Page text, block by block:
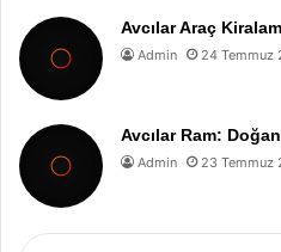
Avcılar Araç
Admin 24 Temmuz
Avcılar Ram:
Admin 23 Temmuz